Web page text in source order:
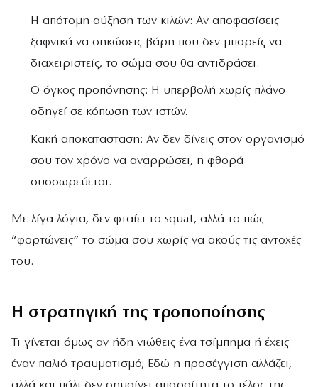
Η απότομη αύξηση των κιλών: Αν αποφασίσεις
ξαφνικά να σηκώσεις βάρη που δεν μπορείς να
διαχειριστείς, το σώμα σου θα αντιδράσει.
Ο όγκος προπόνησης: Η υπερβολή χωρίς πλάνο
οδηγεί σε κόπωση των ιστών.
Κακή αποκατασταση: Αν δεν δίνεις στον οργανισμό
σου τον χρόνο να αναρρώσει, η φθορά
συσσωρεύεται.
Με λίγα λόγια, δεν φταίει το squat, αλλά το πώς
“φορτώνεις” το σώμα σου χωρίς να ακούς τις αντοχές
του.
Η στρατηγική της τροποποίησης
Τι γίνεται όμως αν ήδη νιώθεις ένα τσίμπημα ή έχεις
έναν παλιό τραυματισμό; Εδώ η προσέγγιση αλλάζει,